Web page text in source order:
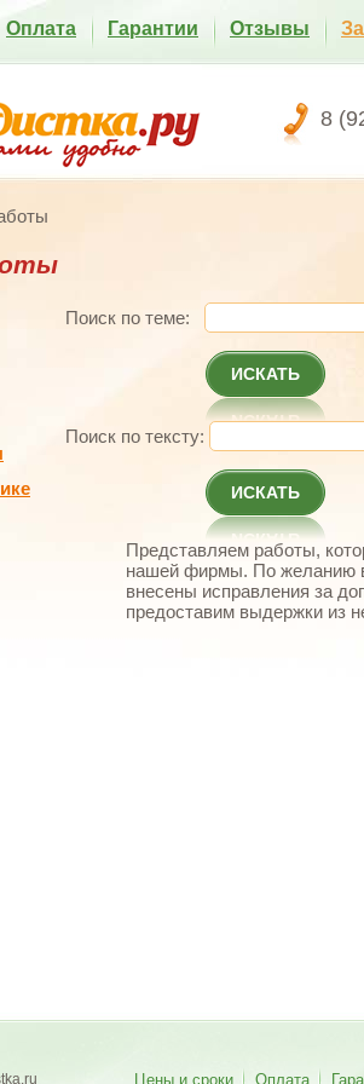
8
Оплата Гарантии Отзывы
Поиск по теме:
ИСКАТЬ
Поиск по тексту:
ИСКАТЬ
Представляем работы,
нашей фирмы. По желанию
внесены исправления за
предоставим выдержки из
Цены и сроки Оплата